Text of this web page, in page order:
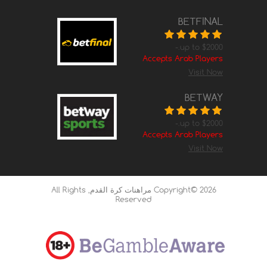
BETFINAL
up to $2000.-
Accepts Arab Players
Visit Now
BETWAY
up to $2000.-
Accepts Arab Players
Visit Now
Copyright© 2026 مراهنات كرة القدم , All Rights
Reserved